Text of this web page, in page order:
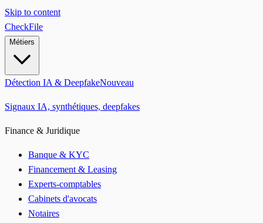
Skip to content
CheckFile
Métiers
Détection IA & DeepfakeNouveau
Signaux IA, synthétiques, deepfakes
Finance & Juridique
Banque & KYC
Financement & Leasing
Experts-comptables
Cabinets d'avocats
Notaires